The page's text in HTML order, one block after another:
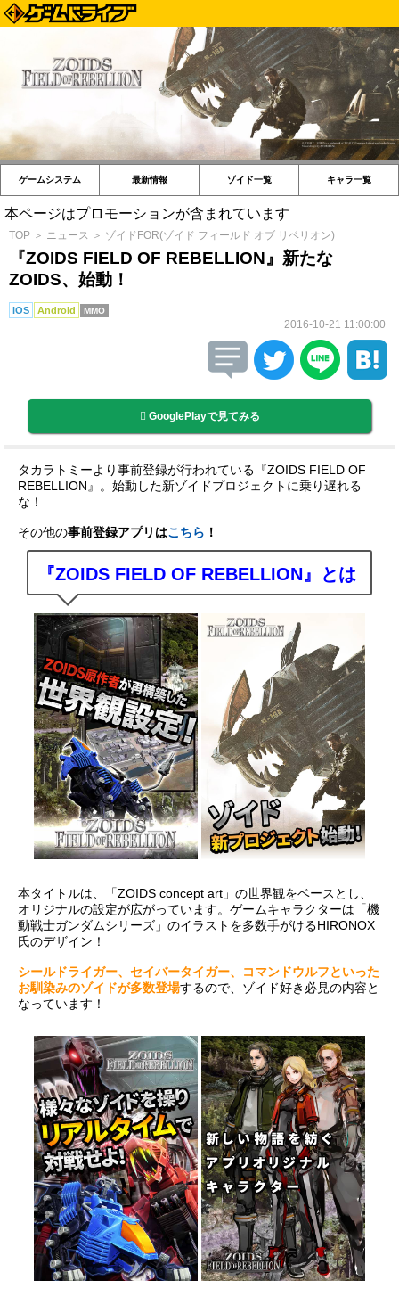
ゲームシステム 最新情報 ゾイド一覧 キャラ一覧
本ページはプロモーションが含まれています
TOP ＞ ニュース ＞ ゾイドFOR(ゾイド フィールド オブ リベリオン)
『ZOIDS FIELD OF REBELLION』新たな
ZOIDS、始動！
iOS Android MMO
2016-10-21 11:00:00
GooglePlayで見てみる
タカラトミーより事前登録が行われている『ZOIDS FIELD OF
REBELLION 』。始動した新ゾイドプロジェクトに乗り遅れる
な！
その他の事前登録アプリはこちら ！
『ZOIDS FIELD OF REBELLION』とは
本タイトルは、「ZOIDS concept art」の世界観をベースとし、
オリジナルの設定が広がっています。ゲームキャラクターは「機
動戦士ガンダムシリーズ」のイラストを多数手がけるHIRONOX
氏のデザイン！
シールドライガー、セイバータイガー、コマンドウルフといった
お馴染みのゾイドが多数登場するので、ゾイド好き必見の内容と
なっています！